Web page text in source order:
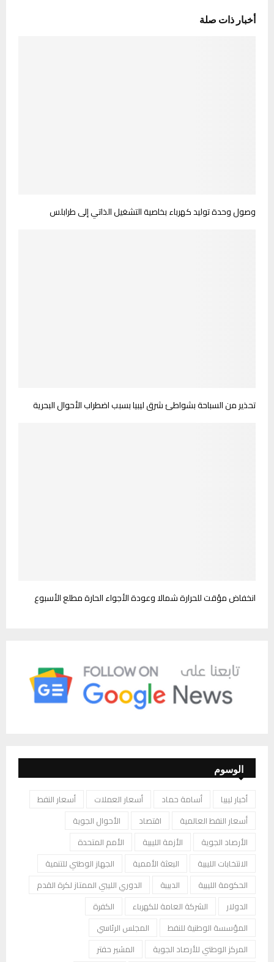
أخبار ذات صلة
وصول وحدة توليد كهرباء بخاصية التشغيل الذاتي إلى طرابلس
تحذير من السباحة بشواطئ شرق ليبيا بسبب اضطراب الأحوال البحرية
انخفاض مؤقت للحرارة شمالا وعودة الأجواء الحارة مطلع الأسبوع
الوسوم
أخبار ليبيا أسامة حماد أسعار العملات
أسعار النفط
أسعار النفط العالمية
اقتصاد
الأحوال الجوية
الأرصاد الجوية
الأزمة الليبية
الأمم المتحدة
الانتخابات الليبية
البعثة الأممية
الجهاز الوطني للتنمية
الحكومة الليبية
الدبيبة
الدوري الليبي الممتاز لكرة القدم
الدولار
الشركة العامة للكهرباء
الكفرة
المؤسسة الوطنية للنفط
المجلس الرئاسي
المركز الوطني للأرصاد الجوية
المشير حفتر